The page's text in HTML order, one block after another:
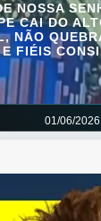
01/06/2026
NOSSA
CAI DO
NÃO
E FIÉIS